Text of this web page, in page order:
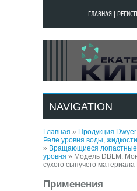
ГЛАВНАЯ
МОДЕЛЬ
МОНИТОР-
УРОВНЯ
MINI-BIN
NAVIGATION
Главная » Продукция Dwyer
Реле уровня воды,
» Вращающиеся лопастные
уровня » Модель DBLM.
сухого сыпучего материала
Применения